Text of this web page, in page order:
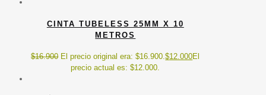
CINTA TUBELESS 25MM X 10
METROS
$16.900 El precio original era: $16.900.$12.000El
precio actual es: $12.000.